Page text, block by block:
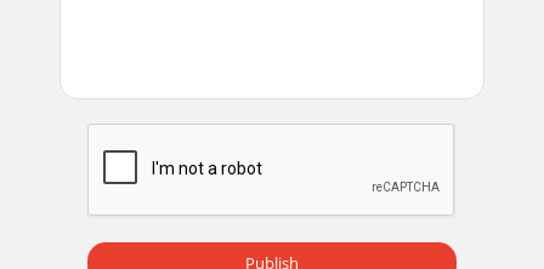
Publish